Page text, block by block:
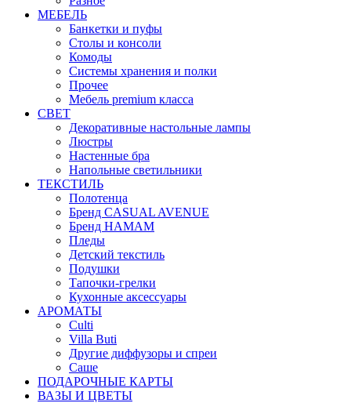
МЕБЕЛЬ
Банкетки и пуфы
Столы и консоли
Комоды
Системы хранения и полки
Прочее
Мебель premium класса
СВЕТ
Декоративные настольные лампы
Люстры
Настенные бра
Напольные светильники
ТЕКСТИЛЬ
Полотенца
Бренд CASUAL AVENUE
Бренд HAMAM
Пледы
Детский текстиль
Подушки
Тапочки-грелки
Кухонные аксессуары
АРОМАТЫ
Culti
Villa Buti
Другие диффузоры и спреи
Саше
ПОДАРОЧНЫЕ КАРТЫ
ВАЗЫ И ЦВЕТЫ